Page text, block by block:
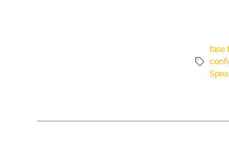
fase